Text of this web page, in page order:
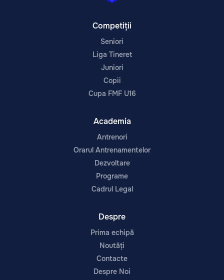
Competiții
Seniori
Liga Tineret
Juniori
Copii
Cupa FMF U16
Academia
Antrenori
Orarul Antrenamentelor
Dezvoltare
Programe
Cadrul Legal
Despre
Prima echipă
Noutăți
Contacte
Despre Noi